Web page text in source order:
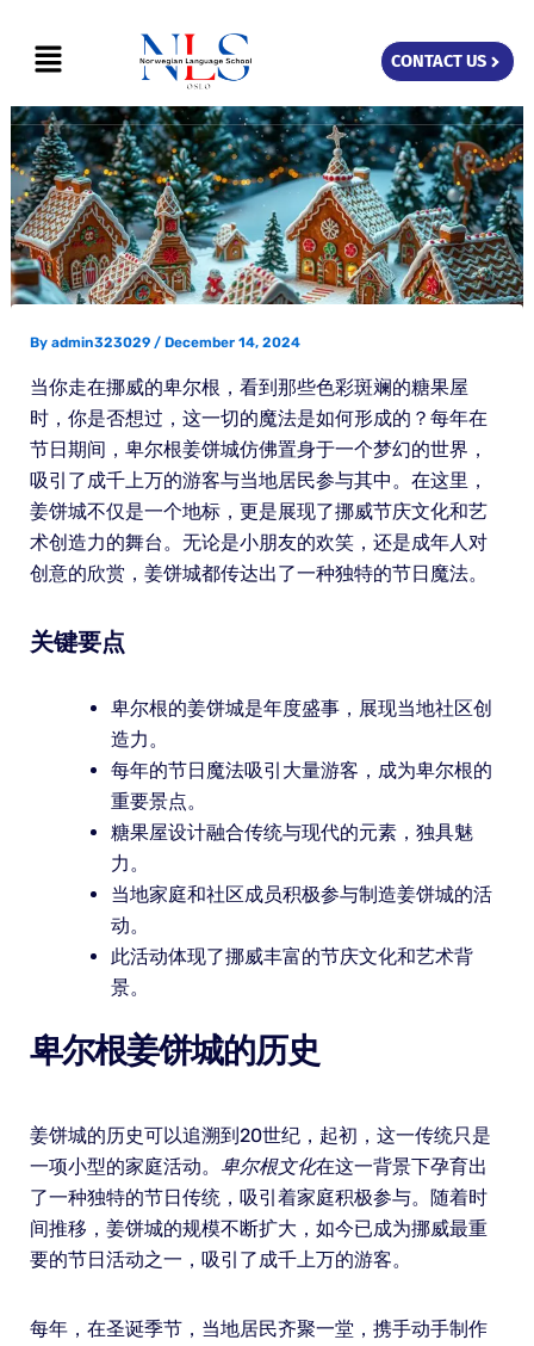
content
Menu CONTACT US
By admin323029 / December 14, 2024
当你走在挪威的卑尔根，看到那些色彩斑斓的糖果屋
时，你是否想过，这一切的魔法是如何形成的？每年在
节日期间，卑尔根姜饼城仿佛置身于一个梦幻的世界，
吸引了成千上万的游客与当地居民参与其中。在这里，
姜饼城不仅是一个地标，更是展现了挪威节庆文化和艺
术创造力的舞台。无论是小朋友的欢笑，还是成年人对
创意的欣赏，姜饼城都传达出了一种独特的节日魔法。
关键要点
卑尔根的姜饼城是年度盛事，展现当地社区创
造力。
每年的节日魔法吸引大量游客，成为卑尔根的
重要景点。
糖果屋设计融合传统与现代的元素，独具魅
力。
当地家庭和社区成员积极参与制造姜饼城的活
动。
此活动体现了挪威丰富的节庆文化和艺术背
景。
卑尔根姜饼城的历史
姜饼城的历史可以追溯到20世纪，起初，这一传统只是
一项小型的家庭活动。 卑尔根文化在这一背景下孕育出
了一种独特的节日传统，吸引着家庭积极参与。随着时
间推移，姜饼城的规模不断扩大，如今已成为挪威最重
要的节日活动之一，吸引了成千上万的游客。
每年，在圣诞季节，当地居民齐聚一堂，携手动手制作